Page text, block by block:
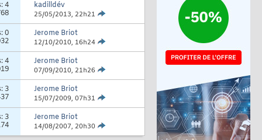
4
kadilldév
25/05/2013, 22h21
0
Jerome Briot
12/10/2010, 16h24
4
Jerome Briot
07/09/2010, 21h26
3
Jerome Briot
15/07/2009, 07h31
3
Jerome Briot
14/08/2007, 20h30